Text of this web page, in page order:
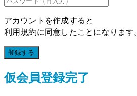
アカウントを作成すると
利用規約に同意したことになります。
登録する
仮会員登録完了